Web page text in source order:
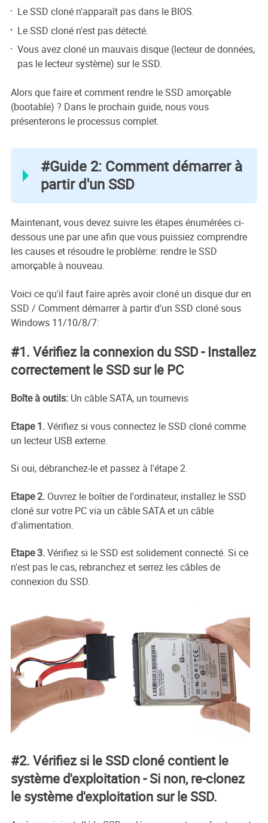
Le SSD cloné n'apparaît pas dans le BIOS.
Le SSD cloné n'est pas détecté.
Vous avez cloné un mauvais disque (lecteur de données,
pas le lecteur système) sur le SSD.
Alors que faire et comment rendre le SSD amorçable
(bootable) ? Dans le prochain guide, nous vous
présenterons le processus complet.
#Guide 2: Comment démarrer à
partir d'un SSD
Maintenant, vous devez suivre les étapes énumérées ci-
dessous une par une afin que vous puissiez comprendre
les causes et résoudre le problème: rendre le SSD
amorçable à nouveau.
Voici ce qu'il faut faire après avoir cloné un disque dur en
SSD / Comment démarrer à partir d'un SSD cloné sous
Windows 11/10/8/7:
#1. Vérifiez la connexion du SSD - Installez
correctement le SSD sur le PC
Boîte à outils: Un câble SATA, un tournevis
Etape 1.Vérifiez si vous connectez le SSD cloné comme
un lecteur USB externe.
Si oui, débranchez-le et passez à l'étape 2.
Etape 2. Ouvrez le boîtier de l'ordinateur, installez le SSD
cloné sur votre PC via un câble SATA et un câble
d'alimentation.
Etape 3.Vérifiez si le SSD est solidement connecté. Si ce
n'est pas le cas, rebranchez et serrez les câbles de
connexion du SSD.
#2. Vérifiez si le SSD cloné contient le
système d'exploitation - Si non, re-clonez
le système d'exploitation sur le SSD.